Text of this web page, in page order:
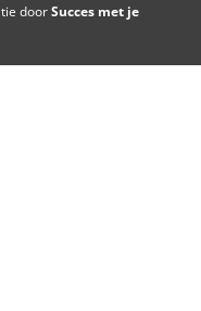
doorSucces met je